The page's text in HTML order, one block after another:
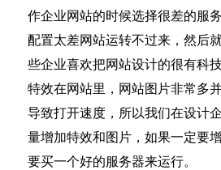
作企业网站的时候选择很差的服
配置太差网站运转不过来，然后
些企业喜欢把网站设计的很有科
特效在网站里，网站图片非常多
导致打开速度，所以我们在设计
量增加特效和图片，如果一定要
要买一个好的服务器来运行。